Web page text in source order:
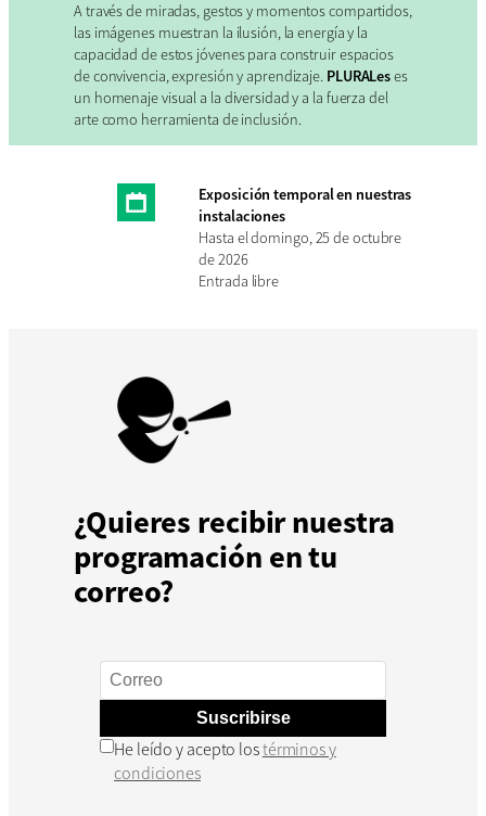
A través de miradas, gestos y momentos compartidos,
las imágenes muestran la ilusión, la energía y la
capacidad de estos jóvenes para construir espacios
de convivencia, expresión y aprendizaje. PLURALeses
un homenaje visual a la diversidad y a la fuerza del
arte como herramienta de inclusión.
Exposición temporal en nuestras
instalaciones
Hasta el domingo, 25 de octubre
de 2026
Entrada libre
¿Quieres recibir nuestra
programación en tu
correo?
Suscribirse
He leído y acepto lostérminos y
condiciones